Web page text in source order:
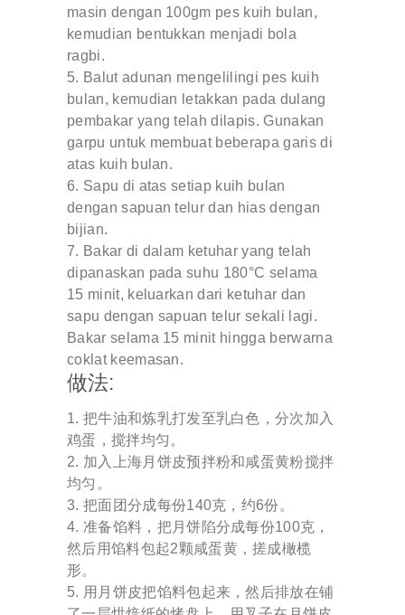
masin dengan 100gm pes kuih bulan,
kemudian bentukkan menjadi bola
ragbi.
Balut adunan mengelilingi pes kuih
bulan, kemudian letakkan pada dulang
pembakar yang telah dilapis. Gunakan
garpu untuk membuat beberapa garis di
atas kuih bulan.
Sapu di atas setiap kuih bulan
dengan sapuan telur dan hias dengan
bijian.
Bakar di dalam ketuhar yang telah
dipanaskan pada suhu 180°C selama
15 minit, keluarkan dari ketuhar dan
sapu dengan sapuan telur sekali lagi.
Bakar selama 15 minit hingga berwarna
coklat keemasan.
做法:
把牛油和炼乳打发至乳白色，分次加入
鸡蛋，搅拌均匀。
加入上海月饼皮预拌粉和咸蛋黄粉搅拌
均匀。
把面团分成每份140克，约6份。
准备馅料，把月饼陷分成每份100克，
然后用馅料包起2颗咸蛋黄，搓成橄榄
形。
用月饼皮把馅料包起来，然后排放在铺